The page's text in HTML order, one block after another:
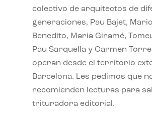
colectivo de arquitectos de
generaciones, Pau Bajet,
Benedito, Maria Giramé,
Pau Sarquella y Carmen
operan desde el territorio
Barcelona. Les pedimos que
recomienden lecturas para
trituradora editorial.